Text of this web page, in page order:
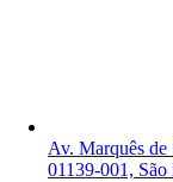
Av. Marquês
01139-001, São